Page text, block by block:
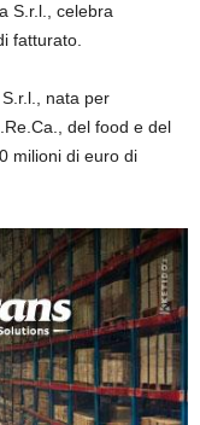
S.r.l., celebra
fatturato.
nata per
del food e del
milioni di euro di